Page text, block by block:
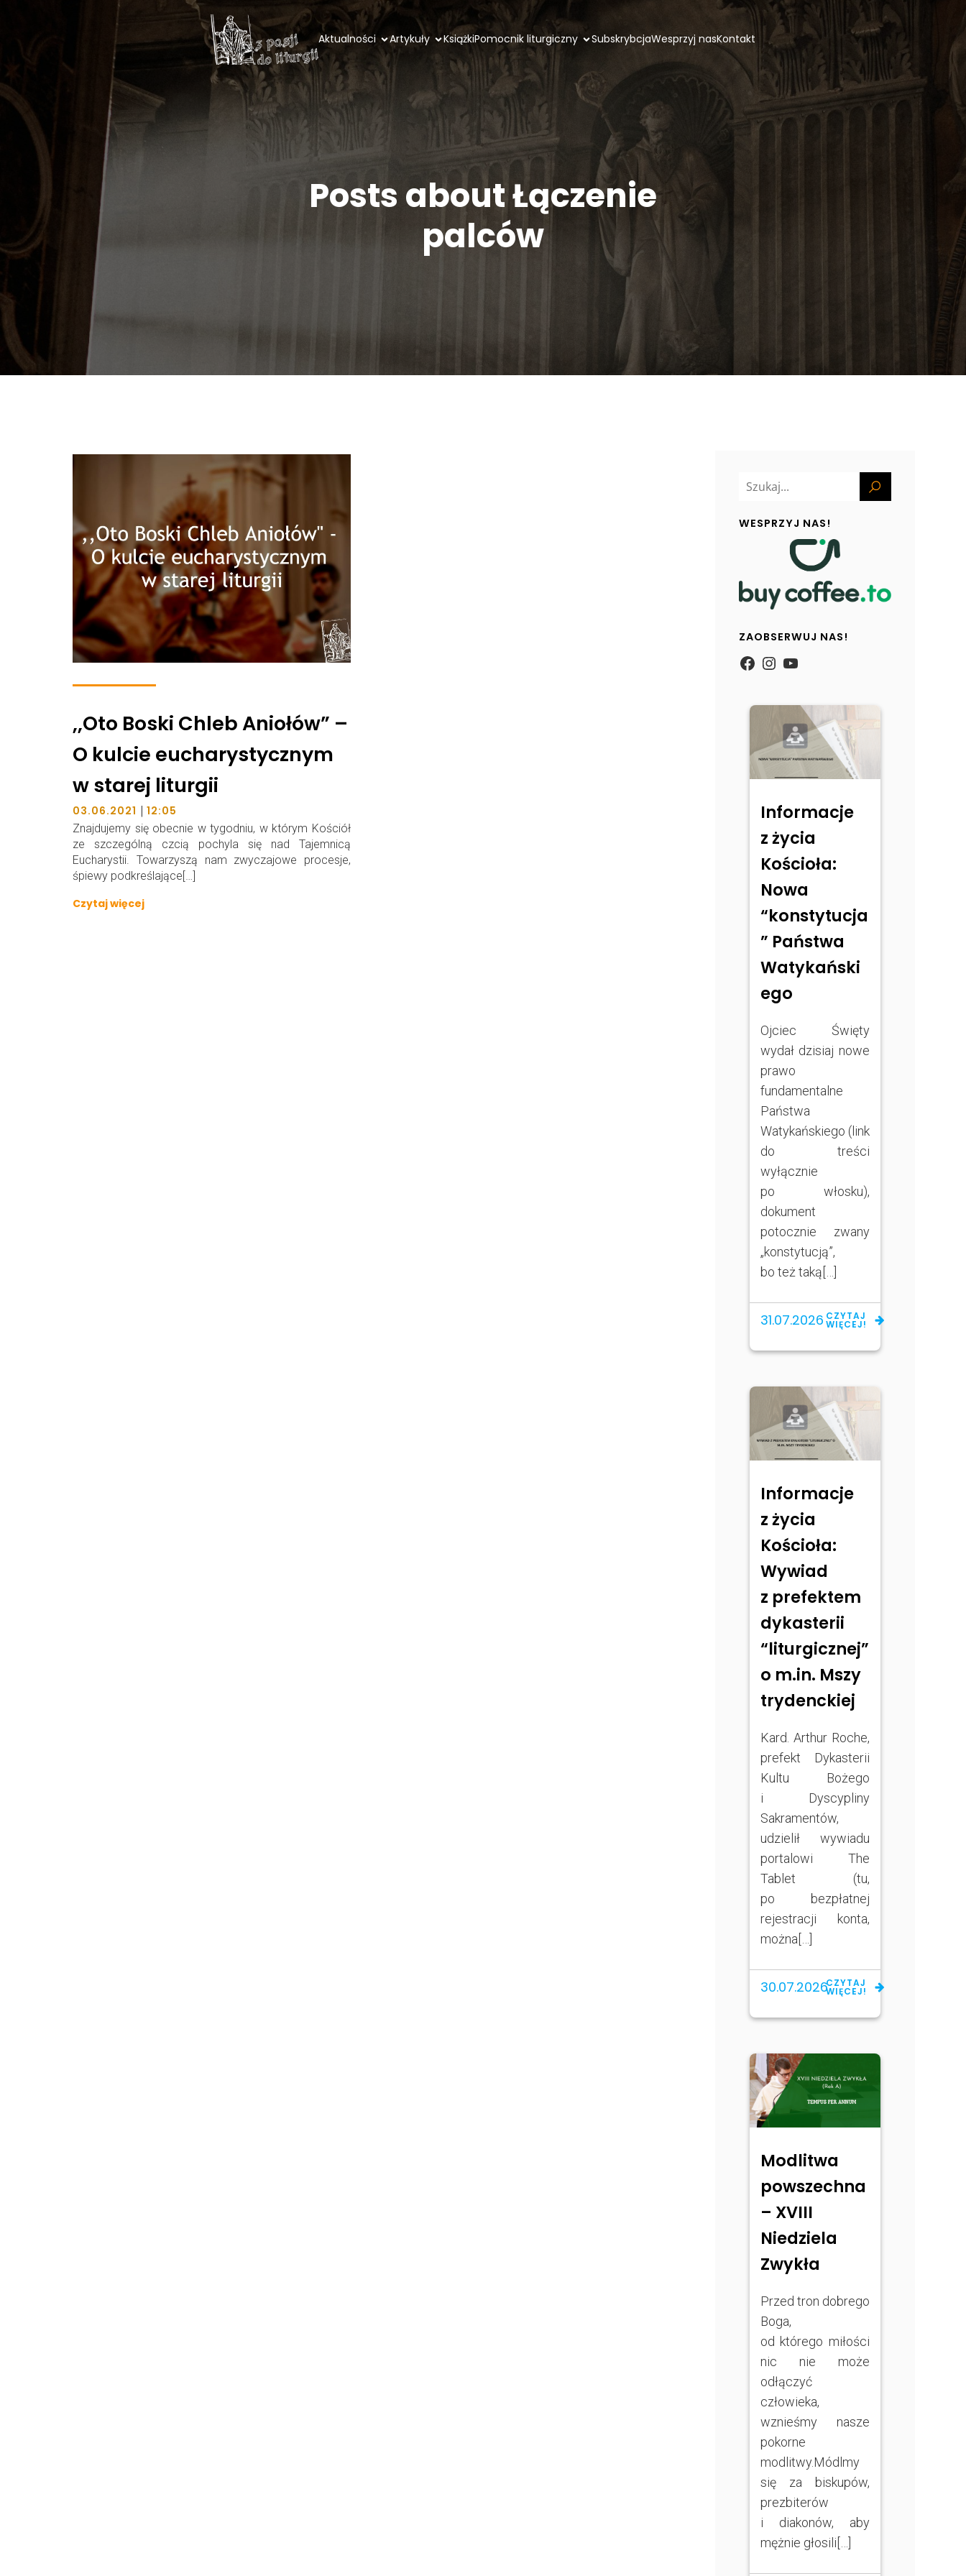
Aktualności Artykuły KsiążkiPomocnik liturgiczny SubskrybcjaWesprzyj nasKontakt
Posts about Łączenie
palców
,,Oto Boski Chleb Aniołów” –
O kulcie eucharystycznym
w starej liturgii
03.06.2021 | 12:05
Znajdujemy się obecnie w tygodniu, w którym Kościół
ze szczególną czcią pochyla się nad Tajemnicą
Eucharystii. Towarzyszą nam zwyczajowe procesje,
śpiewy podkreślające[…]
Czytaj więcej
WESPRZYJ NAS!
ZAOBSERWUJ NAS!
https://
Instagram
YouTube
Informacje
z życia
Kościoła:
Nowa
“konstytucja
” Państwa
Watykański
ego
Ojciec Święty
wydał dzisiaj nowe
prawo
fundamentalne
Państwa
Watykańskiego (link
do treści
wyłącznie
po włosku),
dokument
potocznie zwany
„konstytucją”,
bo też taką[…]
31.07.2026 CZYTAJ
WIĘCEJ!
Informacje
z życia
Kościoła:
Wywiad
z prefektem
dykasterii
“liturgicznej”
o m.in. Mszy
trydenckiej
Kard. Arthur Roche,
prefekt Dykasterii
Kultu Bożego
i Dyscypliny
Sakramentów,
udzielił wywiadu
portalowi The
Tablet (tu,
po bezpłatnej
rejestracji konta,
można[…]
30.07.2026CZYTAJ
WIĘCEJ!
Modlitwa
powszechna
– XVIII
Niedziela
Zwykła
Przed tron dobrego
Boga,
od którego miłości
nic nie może
odłączyć
człowieka,
wznieśmy nasze
pokorne
modlitwy.Módlmy
się za biskupów,
prezbiterów
i diakonów, aby
mężnie głosili[…]